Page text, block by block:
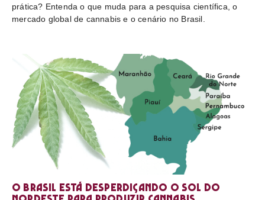
prática? Entenda o que muda para a pesquisa científica, o
mercado global de cannabis e o cenário no Brasil.
O Brasil está desperdiçando o sol do